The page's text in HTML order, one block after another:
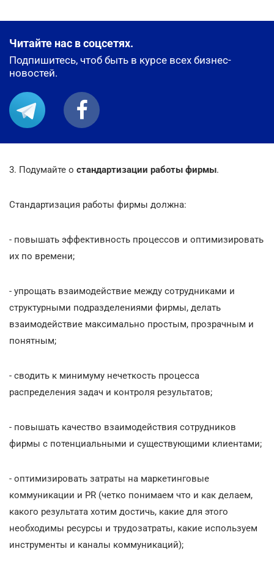
Читайте нас в соцсетях.
Подпишитесь, чтоб быть в курсе всех бизнес-
новостей.
3. Подумайте о стандартизации работы фирмы.
Стандартизация работы фирмы должна:
- повышать эффективность процессов и оптимизировать
их по времени;
- упрощать взаимодействие между сотрудниками и
структурными подразделениями фирмы, делать
взаимодействие максимально простым, прозрачным и
понятным;
- сводить к минимуму нечеткость процесса
распределения задач и контроля результатов;
- повышать качество взаимодействия сотрудников
фирмы с потенциальными и существующими клиентами;
- оптимизировать затраты на маркетинговые
коммуникации и PR (четко понимаем что и как делаем,
какого результата хотим достичь, какие для этого
необходимы ресурсы и трудозатраты, какие используем
инструменты и каналы коммуникаций);